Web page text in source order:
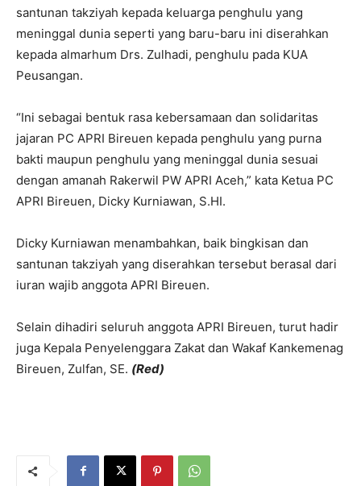
santunan takziyah kepada keluarga penghulu yang
meninggal dunia seperti yang baru-baru ini diserahkan
kepada almarhum Drs. Zulhadi, penghulu pada KUA
Peusangan.
“Ini sebagai bentuk rasa kebersamaan dan solidaritas
jajaran PC APRI Bireuen kepada penghulu yang purna
bakti maupun penghulu yang meninggal dunia sesuai
dengan amanah Rakerwil PW APRI Aceh,” kata Ketua PC
APRI Bireuen, Dicky Kurniawan, S.HI.
Dicky Kurniawan menambahkan, baik bingkisan dan
santunan takziyah yang diserahkan tersebut berasal dari
iuran wajib anggota APRI Bireuen.
Selain dihadiri seluruh anggota APRI Bireuen, turut hadir
juga Kepala Penyelenggara Zakat dan Wakaf Kankemenag
Bireuen, Zulfan, SE. (Red)